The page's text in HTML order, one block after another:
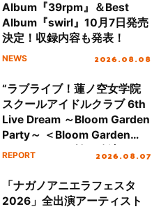
Album『39rpm』＆Best
Album『swirl』10月7日発売
決定！収録内容も発表！
NEWS 2026.08.08
“ラブライブ！蓮ノ空女学院
スクールアイドルクラブ 6th
Live Dream ～Bloom Garden
Party～ ＜Bloom Garden
Party Stage／埼玉公演＞”
REPORT 2026.08.07
「ナガノアニエラフェスタ
2026」全出演アーティスト